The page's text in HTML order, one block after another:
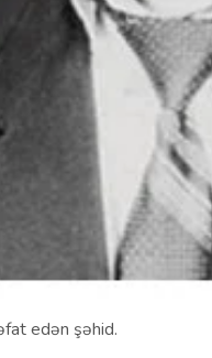
edən şəhid.